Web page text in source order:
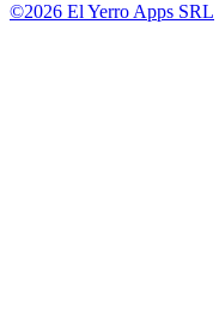
©2026 El Yerro Apps SRL